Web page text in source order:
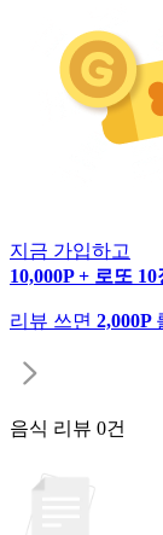
지금 가입하고
10,000P + 로또 10
리뷰 쓰면 2,000P
음식 리뷰 0건